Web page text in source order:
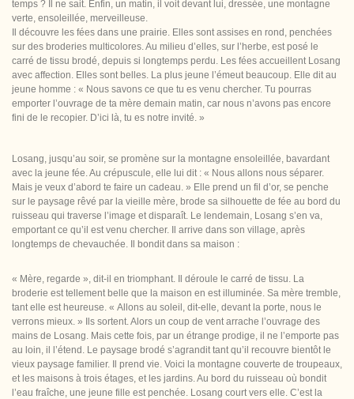
temps ? Il ne sait. Enfin, un matin, il voit devant lui, dressée, une montagne
verte, ensoleillée, merveilleuse.
Il découvre les fées dans une prairie. Elles sont assises en rond, penchées
sur des broderies multicolores. Au milieu d’elles, sur l’herbe, est posé le
carré de tissu brodé, depuis si longtemps perdu. Les fées accueillent Losang
avec affection. Elles sont belles. La plus jeune l’émeut beaucoup. Elle dit au
jeune homme : « Nous savons ce que tu es venu chercher. Tu pourras
emporter l’ouvrage de ta mère demain matin, car nous n’avons pas encore
fini de le recopier. D’ici là, tu es notre invité. »
Losang, jusqu’au soir, se promène sur la montagne ensoleillée, bavardant
avec la jeune fée. Au crépuscule, elle lui dit : « Nous allons nous séparer.
Mais je veux d’abord te faire un cadeau. » Elle prend un fil d’or, se penche
sur le paysage rêvé par la vieille mère, brode sa silhouette de fée au bord du
ruisseau qui traverse l’image et disparaît. Le lendemain, Losang s’en va,
emportant ce qu’il est venu chercher. Il arrive dans son village, après
longtemps de chevauchée. Il bondit dans sa maison :
« Mère, regarde », dit-il en triomphant. Il déroule le carré de tissu. La
broderie est tellement belle que la maison en est illuminée. Sa mère tremble,
tant elle est heureuse. « Allons au soleil, dit-elle, devant la porte, nous le
verrons mieux. » Ils sortent. Alors un coup de vent arrache l’ouvrage des
mains de Losang. Mais cette fois, par un étrange prodige, il ne l’emporte pas
au loin, il l’étend. Le paysage brodé s’agrandit tant qu’il recouvre bientôt le
vieux paysage familier. Il prend vie. Voici la montagne couverte de troupeaux,
et les maisons à trois étages, et les jardins. Au bord du ruisseau où bondit
l’eau fraîche, une jeune fille est penchée. Losang court vers elle. C’est la